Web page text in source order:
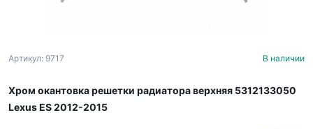
Артикул: 9717 В наличии
Хром окантовка решетки радиатора верхняя 5312133050
Lexus ES 2012-2015